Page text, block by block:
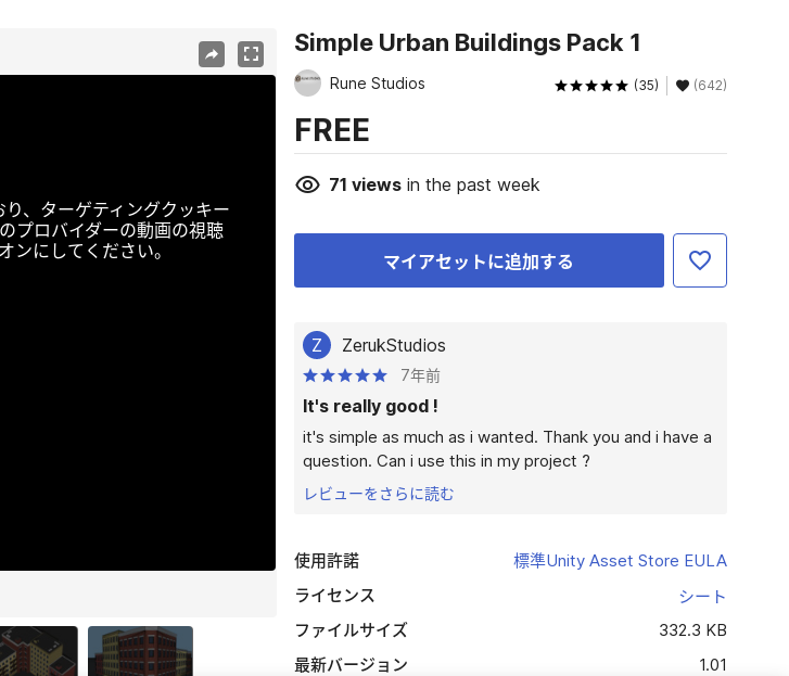
、ターゲティングクッキー
プロバイダーの動画の視聴
ンにしてください。
Simple Urban Buildings Pack 1
Rune Studios (35) (642)
FREE
71 viewsin the past week
マイアセットに追加する
Z ZerukStudios
7年前
It's really good !
it's simple as much as i wanted. Thank you and i have a
question. Can i use this in my project ?
レビューをさらに読む
使用許諾
標準Unity Asset Store EULA
ライセンス
シート
ファイルサイズ
332.3 KB
最新バージョン
1.01